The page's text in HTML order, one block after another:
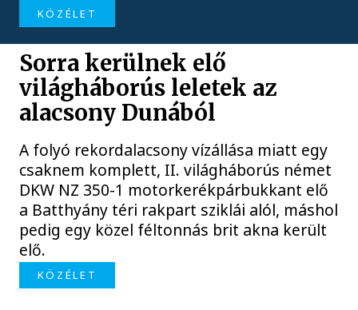
KÖZÉLET
Sorra kerülnek elő
világháborús leletek az
alacsony Dunából
A folyó rekordalacsony vízállása miatt egy
csaknem komplett, II. világháborús német
DKW NZ 350-1 motorkerékpárbukkant elő
a Batthyány téri rakpart sziklái alól, máshol
pedig egy közel féltonnás brit akna került
elő.
KÖZÉLET